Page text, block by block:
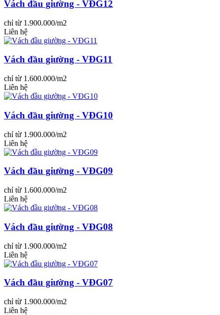
Vách đầu giường - VĐG12
chỉ từ 1.900.000/m2
Liên hệ
Vách đầu giường - VĐG11
chỉ từ 1.600.000/m2
Liên hệ
Vách đầu giường - VĐG10
chỉ từ 1.900.000/m2
Liên hệ
Vách đầu giường - VĐG09
chỉ từ 1.600.000/m2
Liên hệ
Vách đầu giường - VĐG08
chỉ từ 1.900.000/m2
Liên hệ
Vách đầu giường - VĐG07
chỉ từ 1.900.000/m2
Liên hệ